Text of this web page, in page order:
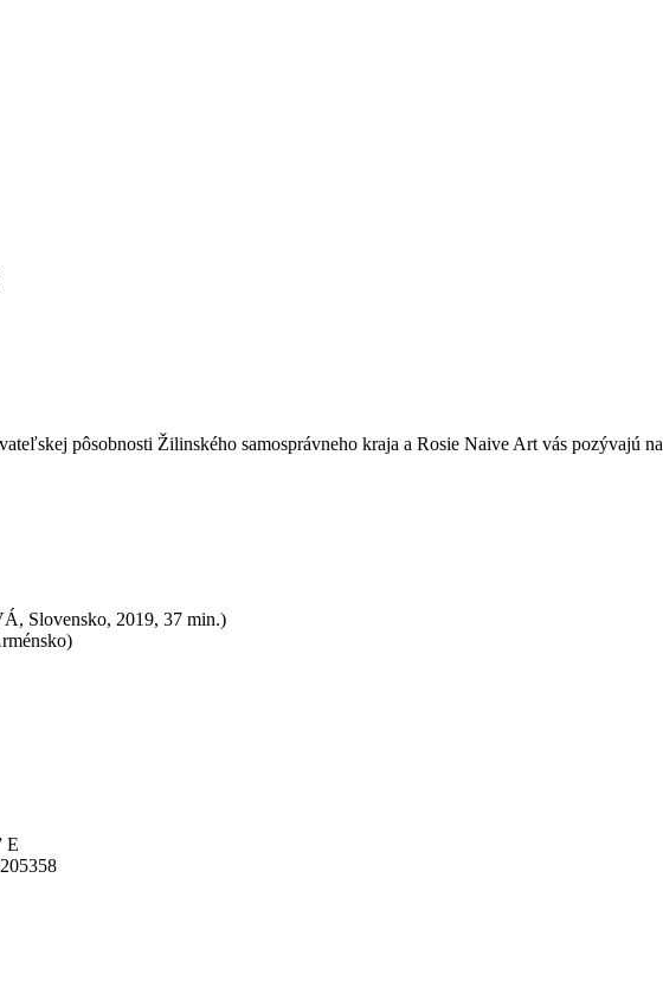
pôsobnosti Žilinského samosprávneho kraja a Rosie Naive Art vás pozývajú na
Slovensko, 2019, 37 min.)
E